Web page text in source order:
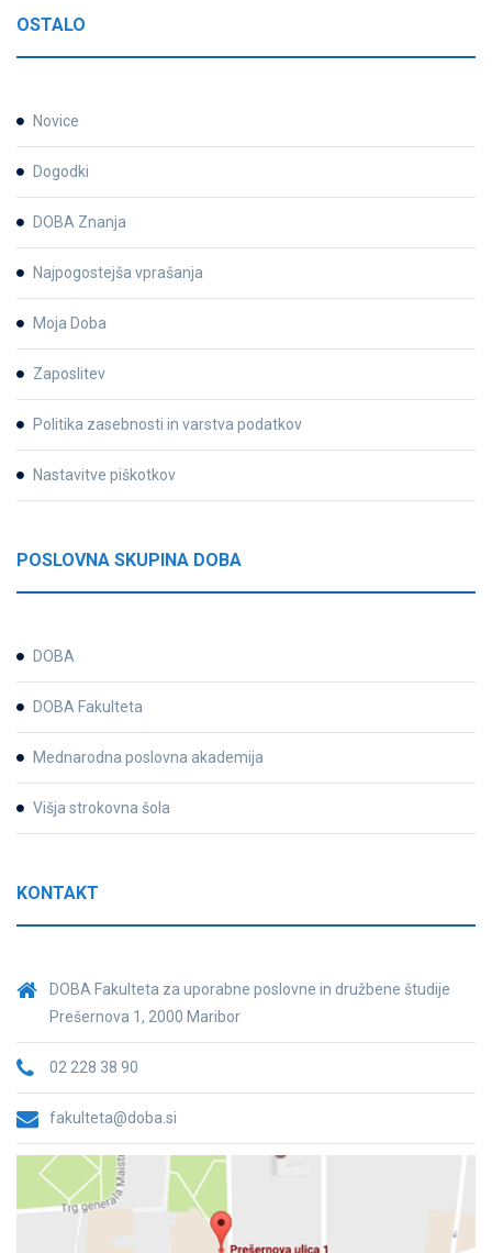
OSTALO
Novice
Dogodki
DOBA Znanja
Najpogostejša vprašanja
Moja Doba
Zaposlitev
Politika zasebnosti in varstva podatkov
Nastavitve piškotkov
POSLOVNA SKUPINA DOBA
DOBA
DOBA Fakulteta
Mednarodna poslovna akademija
Višja strokovna šola
KONTAKT
DOBA Fakulteta za uporabne poslovne in družbene študije
Prešernova 1, 2000 Maribor
02 228 38 90
fakulteta@doba.si